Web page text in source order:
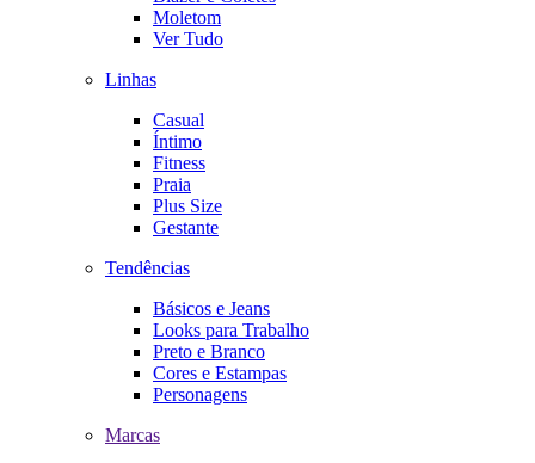
Moletom
Ver Tudo
Linhas
Casual
Íntimo
Fitness
Praia
Plus Size
Gestante
Tendências
Básicos e Jeans
Looks para Trabalho
Preto e Branco
Cores e Estampas
Personagens
Marcas